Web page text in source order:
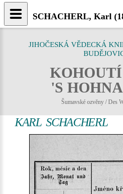
JIHOČESKÁ VĚDECKÁ
'S
Šumavské ozvěny / Des
KARL SCHACHERL
SCHACHERL, Karl